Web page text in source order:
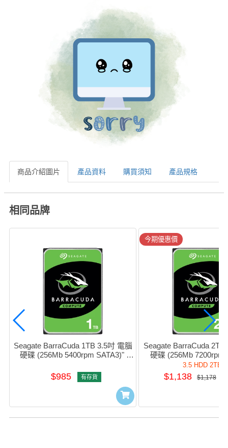
商品介紹圖片 產品資料 購買須知 產品規格
相同品牌
Seagate BarraCuda 1TB 3.5吋 電腦
硬碟 (256Mb 5400rpm SATA3)"
$985 有存貨
今期優惠價
Seagate BarraCuda 2Tb
硬碟 (256Mb 7200rpm
3.5 HDD 2TB
$1,138 $1,178